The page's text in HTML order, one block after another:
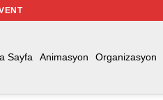
Sayfa Animasyon Organizasyon